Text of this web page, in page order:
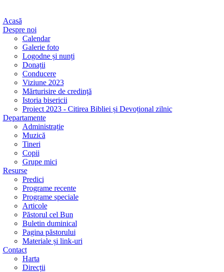
Acasă
Despre noi
Calendar
Galerie foto
Logodne și nunți
Donații
Conducere
Viziune 2023
Mărturisire de credință
Istoria bisericii
Proiect 2023 - Citirea Bibliei și Devoțional zilnic
Departamente
Administrație
Muzică
Tineri
Copii
Grupe mici
Resurse
Predici
Programe recente
Programe speciale
Articole
Păstorul cel Bun
Buletin duminical
Pagina păstorului
Materiale și link-uri
Contact
Harta
Direcții